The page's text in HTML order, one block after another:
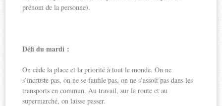
prénom de la personne).
Défi du mardi :
On cède la place et la priorité à tout le monde. On ne
s’incruste pas, on ne se faufile pas, on ne s’assoit pas dans les
transports en commun. Au travail, sur la route et au
supermarché, on laisse passer.